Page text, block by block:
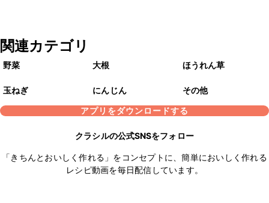
関連カテゴリ
野菜 大根 ほうれん草
玉ねぎ にんじん
その他
アプリをダウンロードする
クラシルの公式SNSをフォロー
「きちんとおいしく作れる」をコンセプトに、簡単においしく作れる
レシピ動画を毎日配信しています。